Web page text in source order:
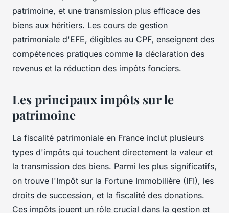
patrimoine, et une transmission plus efficace des
biens aux héritiers. Les cours de gestion
patrimoniale d'EFE, éligibles au CPF, enseignent des
compétences pratiques comme la déclaration des
revenus et la réduction des impôts fonciers.
Les principaux impôts sur le
patrimoine
La fiscalité patrimoniale en France inclut plusieurs
types d'impôts qui touchent directement la valeur et
la transmission des biens. Parmi les plus significatifs,
on trouve l'Impôt sur la Fortune Immobilière (IFI), les
droits de succession, et la fiscalité des donations.
Ces impôts jouent un rôle crucial dans la gestion et